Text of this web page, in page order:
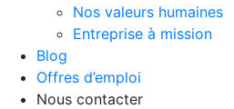
Nos valeurs humaines
Entreprise à mission
Blog
Offres d’emploi
Nous contacter